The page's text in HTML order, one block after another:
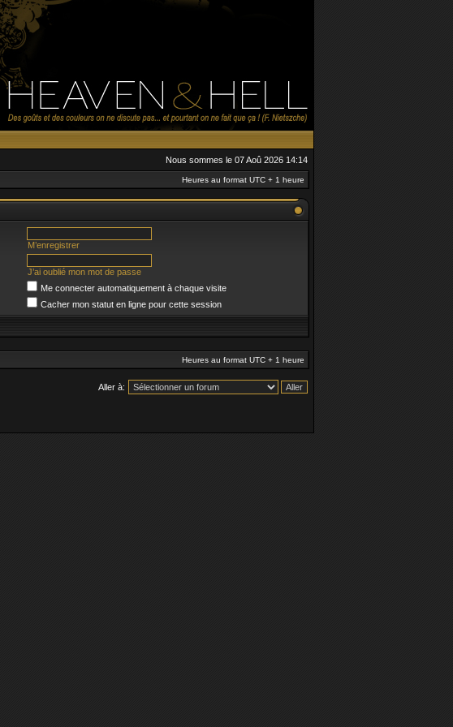
Nous sommes le 07 Aoû 2026 14:14
Heures au format UTC + 1 heure
M’enregistrer
J’ai oublié mon mot de passe
Me connecter automatiquement à chaque visite
Cacher mon statut en ligne pour cette session
Heures au format UTC + 1 heure
Aller à: